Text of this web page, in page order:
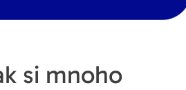
si mnoho